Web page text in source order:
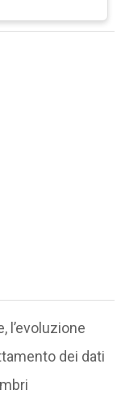
l’evoluzione
dei dati